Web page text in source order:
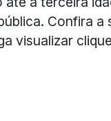
Confira a
visualizar clique